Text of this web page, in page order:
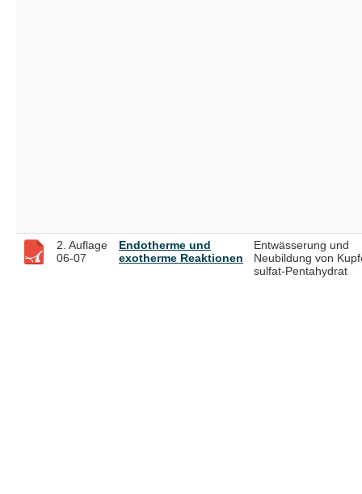
2. Auflage
06-07
Endotherme und
exotherme Reaktionen
Entwässerung und
Neubildung von
sulfat-Pentahydrat